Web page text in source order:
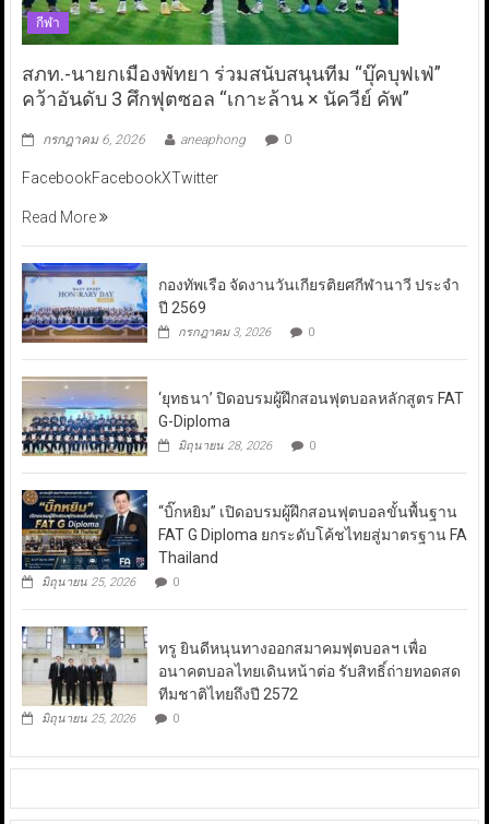
กีฬา
สภท.-นายกเมืองพัทยา ร่วมสนับสนุนทีม “บุ๊คบุฟเฟ่”
คว้าอันดับ 3 ศึกฟุตซอล “เกาะล้าน × นัควีย์ คัพ”
กรกฎาคม 6, 2026 aneaphong 0
FacebookFacebookXTwitter
Read More
กองทัพเรือ จัดงานวันเกียรติยศกีฬานาวี ประจำ
ปี 2569
กรกฎาคม 3, 2026 0
‘ยุทธนา’ ปิดอบรมผู้ฝึกสอนฟุตบอลหลักสูตร FAT
G-Diploma
มิถุนายน 28, 2026 0
“บิ๊กหยิม” เปิดอบรมผู้ฝึกสอนฟุตบอลขั้นพื้นฐาน
FAT G Diploma ยกระดับโค้ชไทยสู่มาตรฐาน FA
Thailand
มิถุนายน 25, 2026 0
ทรู ยินดีหนุนทางออกสมาคมฟุตบอลฯ เพื่อ
อนาคตบอลไทยเดินหน้าต่อ รับสิทธิ์ถ่ายทอดสด
ทีมชาติไทยถึงปี 2572
มิถุนายน 25, 2026 0